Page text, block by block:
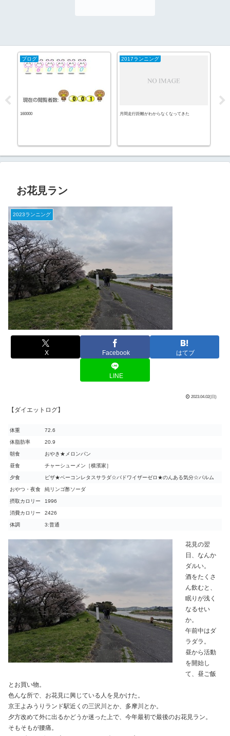
ブログ
160000
2017ランニング
月間走行距離がわからなくなってきた
お花見ラン
2023ランニング
X Facebook はてブ
LINE
2023.04.02(日)
【ダイエットログ】
体重 72.6
体脂肪率 20.9
朝食 おやき★メロンパン
昼食 チャーシューメン［横濱家］
夕食 ピザ★ベーコンレタスサラダ☆バドワイザーゼロ★のんある気分☆パルム
おやつ・夜食 純リンゴ酢ソーダ
摂取カロリー 1996
消費カロリー 2426
体調 3:普通
花見の翌
日、なんか
ダルい。
酒をたくさ
ん飲むと、
眠りが浅く
なるせい
か。
午前中はダ
ラダラ。
昼から活動
を開始し
て、昼ご飯
とお買い物。
色んな所で、お花見に興じている人を見かけた。
京王よみうりランド駅近くの三沢川とか、多摩川とか。
夕方改めて外に出るかどうか迷った上で、今年最初で最後のお花見ラン。
そもそもが腰痛。